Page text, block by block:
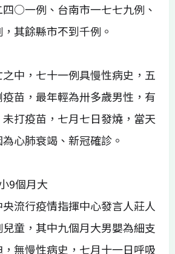
○一例、台南市一七七九例、
其餘縣市不到千例。
中，七十一例具慢性病史，五
苗，最年輕為卅多歲男性，有
打疫苗，七月七日發燒，當天
心肺衰竭、新冠確診。
9個月大
流行疫情指揮中心發言人莊人
童，其中九個月大男嬰為細支
無慢性病史，七月十一日呼吸